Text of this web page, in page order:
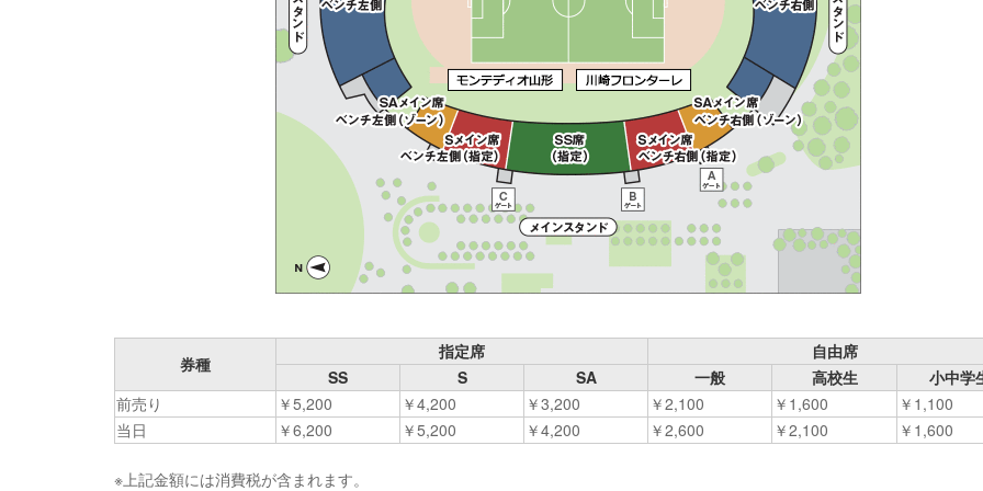
券種
指定席
自由席
SS
S SA 一般 高校生
小中学
前売り
￥5,200 ￥4,200 ￥3,200 ￥2,100 ￥1,600
￥1,100
当日
￥6,200 ￥5,200 ￥4,200 ￥2,600 ￥2,100 ￥1,600
※上記金額には消費税が含まれます。